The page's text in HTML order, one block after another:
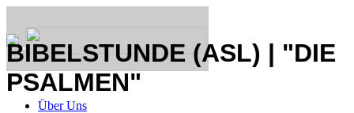
Über Uns
BIBELSTUNDE (ASL) | "DIE
PSALMEN"